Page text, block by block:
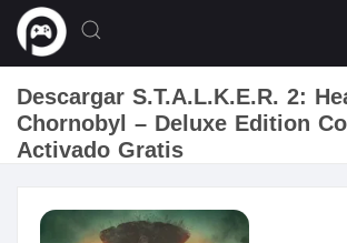
Descargar S.T.A.L.K.E.R. 2:
Chornobyl – Deluxe Edition
Activado Gratis